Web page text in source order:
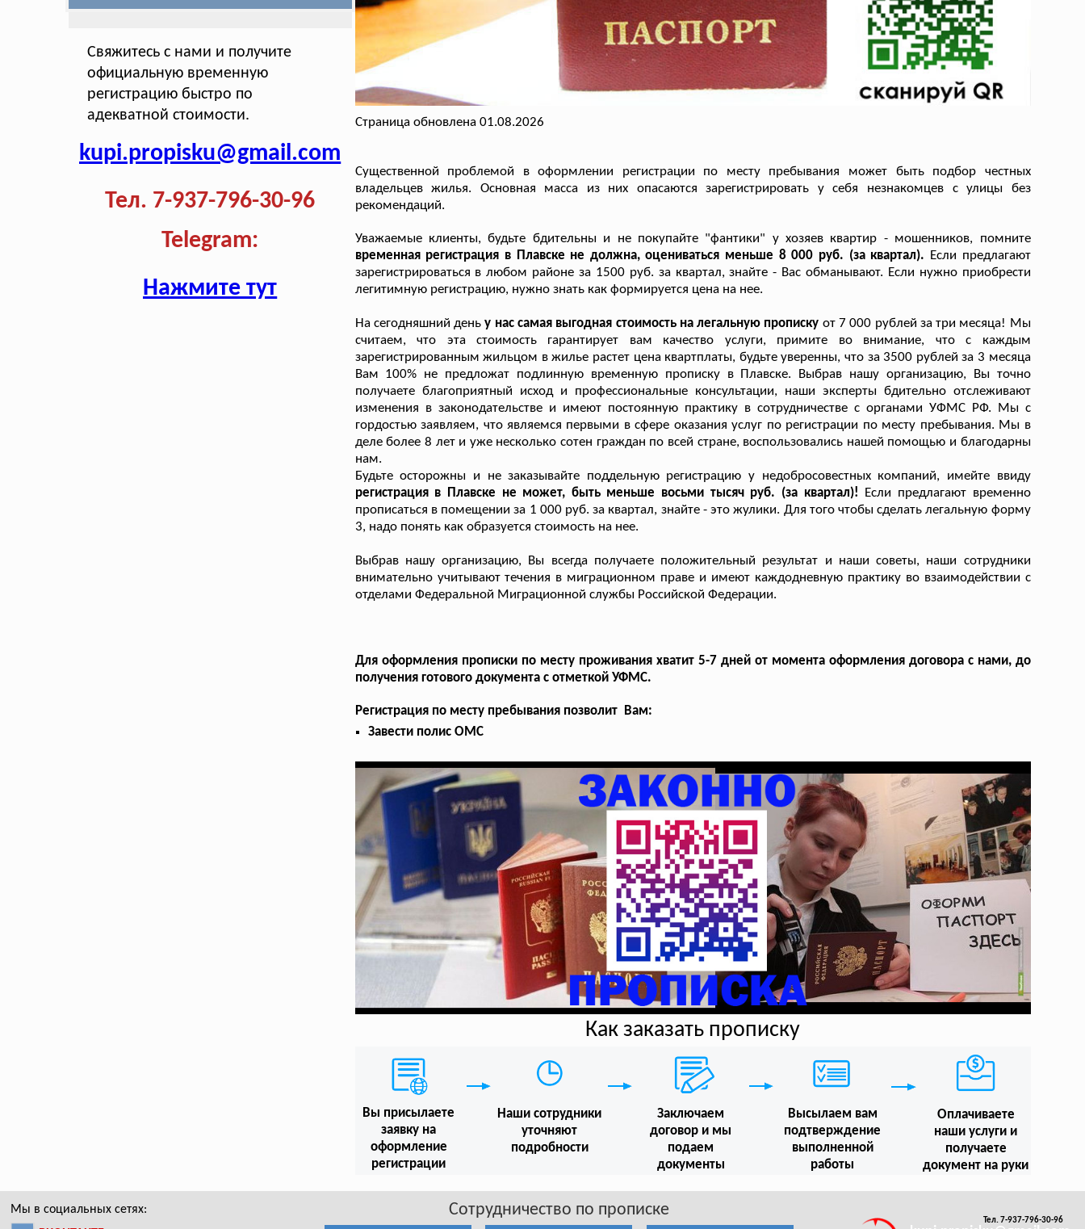
Свяжитесь с нами и получите
официальную временную
регистрацию быстро по
адекватной стоимости.
kupi.propisku@gmail.com
Тел. 7-937-796-30-96
Telegram:
Нажмите тут
Страница обновлена 01.08.2026
Существенной проблемой в оформлении регистрации по месту пребывания может быть подбор честных
владельцев жилья. Основная масса из них опасаются зарегистрировать у себя незнакомцев с улицы без
рекомендаций.
Уважаемые клиенты, будьте бдительны и не покупайте "фантики" у хозяев квартир - мошенников, помните
временная регистрация в Плавске не должна, оцениваться меньше 8 000 руб. (за квартал). Если предлагают
зарегистрироваться в любом районе за 1500 руб. за квартал, знайте - Вас обманывают. Если нужно приобрести
легитимную регистрацию, нужно знать как формируется цена на нее.
На сегодняшний день у нас самая выгодная стоимость на легальную прописку от 7 000 рублей за три месяца! Мы
считаем, что эта стоимость гарантирует вам качество услуги, примите во внимание, что с каждым
зарегистрированным жильцом в жилье растет цена квартплаты, будьте уверенны, что за 3500 рублей за 3 месяца
Вам 100% не предложат подлинную временную прописку в Плавске. Выбрав нашу организацию, Вы точно
получаете благоприятный исход и профессиональные консультации, наши эксперты бдительно отслеживают
изменения в законодательстве и имеют постоянную практику в сотрудничестве с органами УФМС РФ. Мы с
гордостью заявляем, что являемся первыми в сфере оказания услуг по регистрации по месту пребывания. Мы в
деле более 8 лет и уже несколько сотен граждан по всей стране, воспользовались нашей помощью и благодарны
нам.
Будьте осторожны и не заказывайте поддельную регистрацию у недобросовестных компаний, имейте ввиду
регистрация в Плавске не может, быть меньше восьми тысяч руб. (за квартал)! Если предлагают временно
прописаться в помещении за 1 000 руб. за квартал, знайте - это жулики. Для того чтобы сделать легальную форму
3, надо понять как образуется стоимость на нее.
Выбрав нашу организацию, Вы всегда получаете положительный результат и наши советы, наши сотрудники
внимательно учитывают течения в миграционном праве и имеют каждодневную практику во взаимодействии с
отделами Федеральной Миграционной службы Российской Федерации.
Для оформления прописки по месту проживания хватит 5-7 дней от момента оформления договора с нами, до
получения готового документа с отметкой УФМС.
Регистрация по месту пребывания позволит Вам:
Завести полис ОМС
Как заказать прописку
Вы присылаете
заявку на
оформление
регистрации
Наши сотрудники
уточняют
подробности
Заключаем
договор и мы
подаем
документы
Высылаем вам
подтверждение
выполненной
работы
Оплачиваете
наши услуги и
получаете
документ на руки
Мы в социальных сетях:
Сотрудничество по прописке
Тел. 7-937-796-30-96